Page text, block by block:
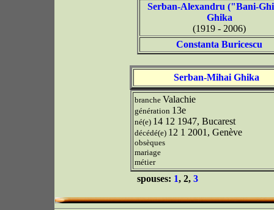
Serban-Alexandru ("Bani-
Ghika
(1919 - 2006)
Constanta Buricescu
Serban-Mihai Ghika
branche Valachie
génération 13e
né(e) 14 12 1947, Bucarest
décédé(e) 12 1 2001, Genève
obsèques
mariage
métier
spouses: 1, 2, 3